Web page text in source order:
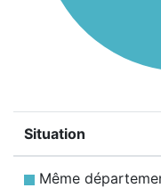
Situation
Même